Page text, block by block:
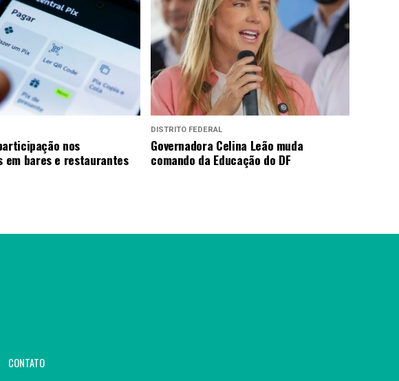
nos
em bares e restaurantes
DISTRITO FEDERAL
Governadora Celina Leão muda
comando da Educação do DF
CONTATO